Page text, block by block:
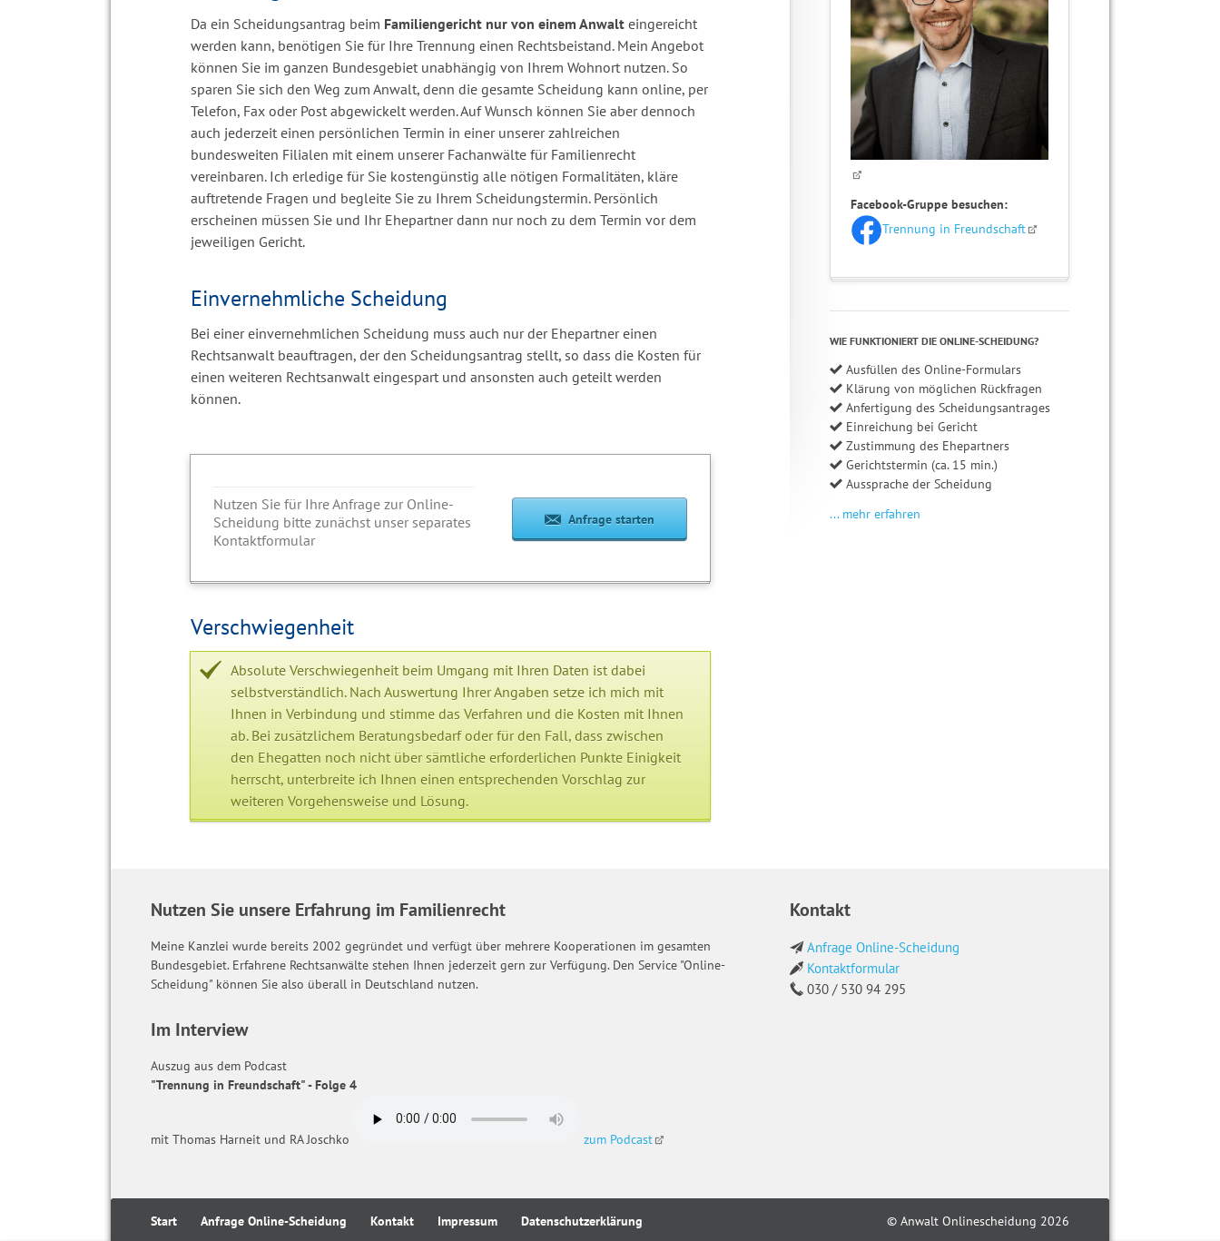
Da ein Scheidungsantrag beim Familiengericht nur von einem Anwalt eingereicht
werden kann, benötigen Sie für Ihre Trennung einen Rechtsbeistand. Mein Angebot
können Sie im ganzen Bundesgebiet unabhängig von Ihrem Wohnort nutzen. So
sparen Sie sich den Weg zum Anwalt, denn die gesamte Scheidung kann online, per
Telefon, Fax oder Post abgewickelt werden. Auf Wunsch können Sie aber dennoch
auch jederzeit einen persönlichen Termin in einer unserer zahlreichen
bundesweiten Filialen mit einem unserer Fachanwälte für Familienrecht
vereinbaren. Ich erledige für Sie kostengünstig alle nötigen Formalitäten, kläre
auftretende Fragen und begleite Sie zu Ihrem Scheidungstermin. Persönlich
erscheinen müssen Sie und Ihr Ehepartner dann nur noch zu dem Termin vor dem
jeweiligen Gericht.
Einvernehmliche Scheidung
Bei einer einvernehmlichen Scheidung muss auch nur der Ehepartner einen
Rechtsanwalt beauftragen, der den Scheidungsantrag stellt, so dass die Kosten für
einen weiteren Rechtsanwalt eingespart und ansonsten auch geteilt werden
können.
Nutzen Sie für Ihre Anfrage zur Online-
Scheidung bitte zunächst unser separates
Kontaktformular
Anfrage starten
Verschwiegenheit
Absolute Verschwiegenheit beim Umgang mit Ihren Daten ist dabei
selbstverständlich. Nach Auswertung Ihrer Angaben setze ich mich mit
Ihnen in Verbindung und stimme das Verfahren und die Kosten mit Ihnen
ab. Bei zusätzlichem Beratungsbedarf oder für den Fall, dass zwischen
den Ehegatten noch nicht über sämtliche erforderlichen Punkte Einigkeit
herrscht, unterbreite ich Ihnen einen entsprechenden Vorschlag zur
weiteren Vorgehensweise und Lösung.
Facebook-Gruppe besuchen:
Trennung in Freundschaft
WIE FUNKTIONIERT DIE ONLINE-SCHEIDUNG?
Ausfüllen des Online-Formulars
Klärung von möglichen Rückfragen
Anfertigung des Scheidungsantrages
Einreichung bei Gericht
Zustimmung des Ehepartners
Gerichtstermin (ca. 15 min.)
Aussprache der Scheidung
... mehr erfahren
Nutzen Sie unsere Erfahrung im Familienrecht
Meine Kanzlei wurde bereits 2002 gegründet und verfügt über mehrere Kooperationen im gesamten
Bundesgebiet. Erfahrene Rechtsanwälte stehen Ihnen jederzeit gern zur Verfügung. Den Service "Online-
Scheidung" können Sie also überall in Deutschland nutzen.
Im Interview
Auszug aus dem Podcast
"Trennung in Freundschaft" - Folge 4
mit Thomas Harneit und RA Joschko zum Podcast
Kontakt
Anfrage Online-Scheidung
Kontaktformular
030 / 530 94 295
Start Anfrage Online-Scheidung Kontakt Impressum Datenschutzerklärung © Anwalt Onlinescheidung 2026